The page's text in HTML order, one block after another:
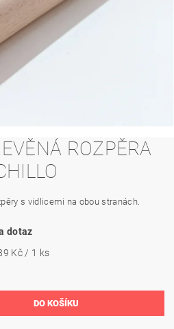
ROZPĚRA
s vidlicemi na obou stranách.
dotaz
Kč / 1 ks